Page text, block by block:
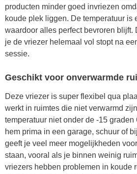
producten minder goed invriezen
koude plek liggen. De temperatuur is
waardoor alles perfect bevroren blijft.
je de vriezer helemaal vol stopt na
sessie.
Geschikt voor onverwarmde
Deze vriezer is super flexibel qua
werkt in ruimtes die niet verwarmd
temperatuur niet onder de -15
hem prima in een garage, schuur of
geeft je veel meer mogelijkheden
staan, vooral als je binnen weinig
vriezers hebben problemen in koude